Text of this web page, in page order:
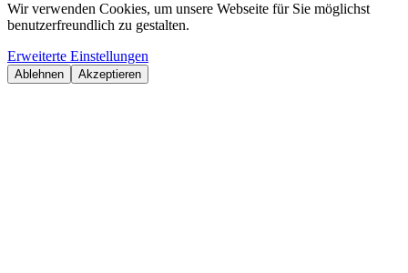
Wir verwenden Cookies, um unsere Webseite für Sie möglichst
benutzerfreundlich zu gestalten.
Erweiterte Einstellungen
Ablehnen Akzeptieren